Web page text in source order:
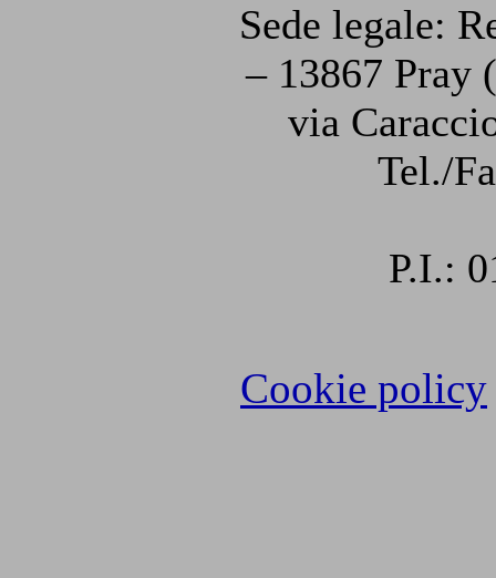
Sede legale:
– 13867 Pray
via
Tel./
P.I.:
Cookie policy